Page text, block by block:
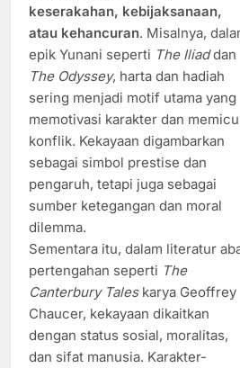
keserakahan, kebijaksanaan,
atau kehancuran. Misalnya,
epik Yunani seperti The Iliaddan
The Odyssey, harta dan hadiah
sering menjadi motif utama yang
memotivasi karakter dan memicu
konflik. Kekayaan digambarkan
sebagai simbol prestise dan
pengaruh, tetapi juga sebagai
sumber ketegangan dan moral
dilemma.
Sementara itu, dalam literatur
pertengahan seperti The
Canterbury Taleskarya Geoffrey
Chaucer, kekayaan dikaitkan
dengan status sosial, moralitas,
dan sifat manusia. Karakter-